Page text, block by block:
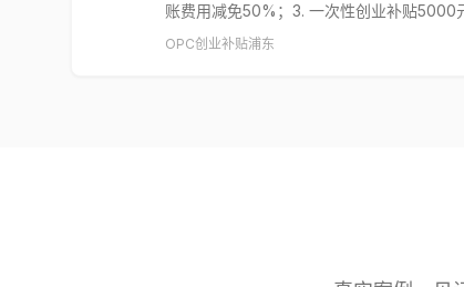
账费用减免50%；3. 一次性创业补贴5000
OPC创业补贴浦东